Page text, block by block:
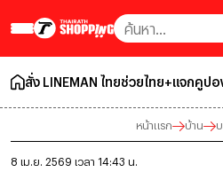
สั่ง LINEMAN ไทยช่วยไทย+แจกคูป
หน้าแรก บ้าน
8 เม.ย. 2569 เวลา 14:43 น.